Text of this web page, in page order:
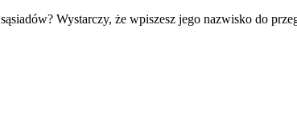
Wystarczy, że wpiszesz jego nazwisko do